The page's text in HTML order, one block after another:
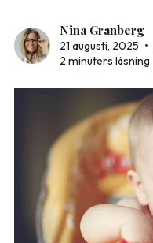
Nina Granberg
21 augusti, 2025 •
2 minuters läsning